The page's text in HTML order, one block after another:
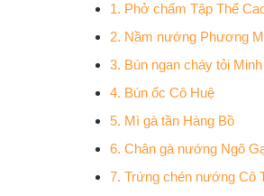
1. Phở chấm Tập Thể
2. Nầm nướng Phương
3. Bún ngan cháy tỏi
4. Bún ốc Cô Huệ
5. Mì gà tần Hàng Bồ
6. Chân gà nướng Ngõ
7. Trứng chén nướng Cô